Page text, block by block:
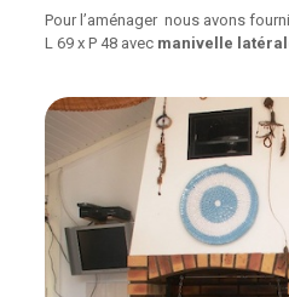
Pour l’aménager nous avons
L 69 x P 48 avec manivelle